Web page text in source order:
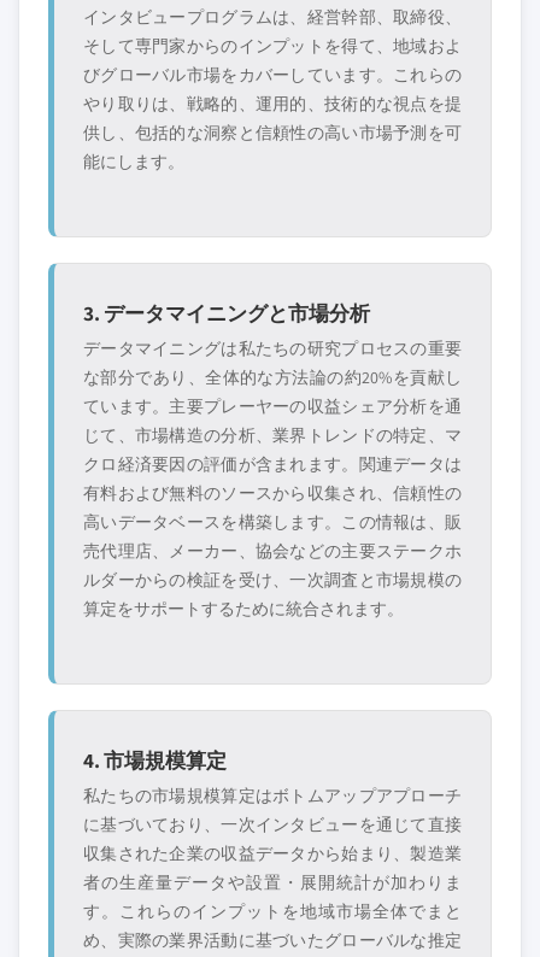
インタビュープログラムは、経営幹部、取締役、
そして専門家からのインプットを得て、地域およ
びグローバル市場をカバーしています。これらの
やり取りは、戦略的、運用的、技術的な視点を提
供し、包括的な洞察と信頼性の高い市場予測を可
能にします。
3. データマイニングと市場分析
データマイニングは私たちの研究プロセスの重要
な部分であり、全体的な方法論の約20%を貢献し
ています。主要プレーヤーの収益シェア分析を通
じて、市場構造の分析、業界トレンドの特定、マ
クロ経済要因の評価が含まれます。関連データは
有料および無料のソースから収集され、信頼性の
高いデータベースを構築します。この情報は、販
売代理店、メーカー、協会などの主要ステークホ
ルダーからの検証を受け、一次調査と市場規模の
算定をサポートするために統合されます。
4. 市場規模算定
私たちの市場規模算定はボトムアップアプローチ
に基づいており、一次インタビューを通じて直接
収集された企業の収益データから始まり、製造業
者の生産量データや設置・展開統計が加わりま
す。これらのインプットを地域市場全体でまと
め、実際の業界活動に基づいたグローバルな推定